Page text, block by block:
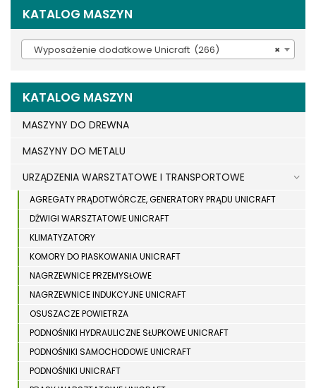
KATALOG MASZYN
×
Wyposażenie dodatkowe Unicraft (266)
KATALOG MASZYN
MASZYNY DO DREWNA
MASZYNY DO METALU
URZĄDZENIA WARSZTATOWE I TRANSPORTOWE
AGREGATY PRĄDOTWÓRCZE, GENERATORY PRĄDU UNICRAFT
DŹWIGI WARSZTATOWE UNICRAFT
KLIMATYZATORY
KOMORY DO PIASKOWANIA UNICRAFT
NAGRZEWNICE PRZEMYSŁOWE
NAGRZEWNICE INDUKCYJNE UNICRAFT
OSUSZACZE POWIETRZA
PODNOŚNIKI HYDRAULICZNE SŁUPKOWE UNICRAFT
PODNOŚNIKI SAMOCHODOWE UNICRAFT
PODNOŚNIKI UNICRAFT